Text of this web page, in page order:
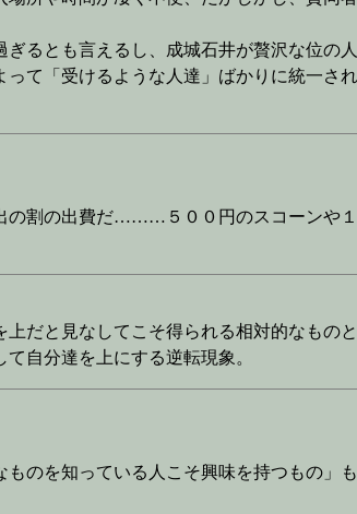
るとも言えるし、成城石井が贅沢な位の人
て「受けるような人達」ばかりに統一さ
の割の出費だ………５００円のスコーンや
だと見なしてこそ得られる相対的なものと
自分達を上にする逆転現象。
のを知っている人こそ興味を持つもの」も